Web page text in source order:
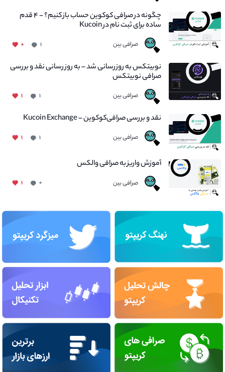
چگونه در صرافی کوکوین حساب باز کنیم؟ - ۴ قدم
ساده برای ثبت نام در Kucoin
صرافی بین ۱ ۰
نوبیتکس به روزرسانی شد – به روز رسانی نقد و بررسی
صرافی نوبیتکس
صرافی بین ۱ ۱
نقد و بررسی صرافی‌کوکوین – Kucoin Exchange
صرافی بین ۱ ۱
آموزش واریز به صرافی والکس
صرافی بین ۰ ۱